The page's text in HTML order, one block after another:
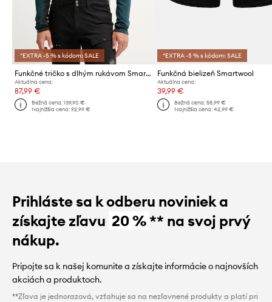
*EXTRA -5 % s kódom: SALE
Funkčné tričko s dlhým rukávom Smartwool
Aktuálna cena:
87,99 €
Bežná cena:139,90 €
Najnižšia cena:92,99 €
*EXTRA -5 % s kódom: SALE
Funkčná bielizeň Smartwool
Aktuálna cena:
39,99 €
Bežná cena: 58,99 €
Najnižšia cena: 42,99 €
Prihláste sa k odberu noviniek a
získajte zľavu 20 %** na svoj prvý
nákup.
Pripojte sa k našej komunite a získajte informácie o najnovších
akciách a produktoch.
**Zľava je jednorazová, vzťahuje sa na nezľavnené produkty a platí pri